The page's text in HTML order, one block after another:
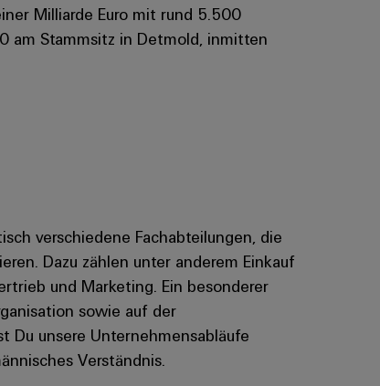
Milliarde Euro mit rund 5.500
am Stammsitz in Detmold, inmitten
verschiedene Fachabteilungen, die
Dazu zählen unter anderem Einkauf
und Marketing. Ein besonderer
sowie auf der
Du unsere Unternehmensabläufe
Verständnis.